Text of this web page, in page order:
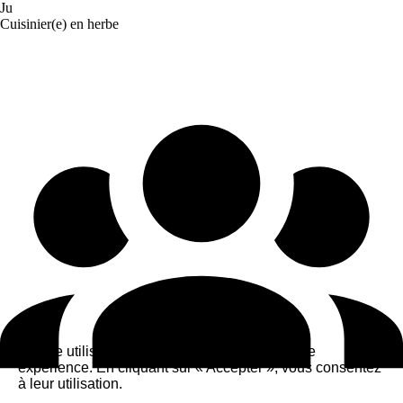
Ju
Cuisinier(e) en herbe
Ce site utilise des cookies pour améliorer votre
expérience. En cliquant sur « Accepter », vous consentez
à leur utilisation.